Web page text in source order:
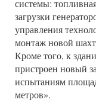
системы:
загрузки
управления
монтаж новой
Кроме того, к
пристроен новый
испытаниям
метров».